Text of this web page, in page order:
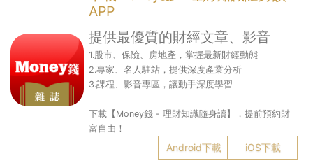
APP
提供最優質的財經文章、影音
1.股市、保險、房地產，掌握最新財經動態
2.專家、名人駐站，提供深度產業分析
3.課程、影音專區，讓動手深度學習
下載【Money錢 - 理財知識隨身讀】，提前預約財
富自由！
Android下載 iOS下載